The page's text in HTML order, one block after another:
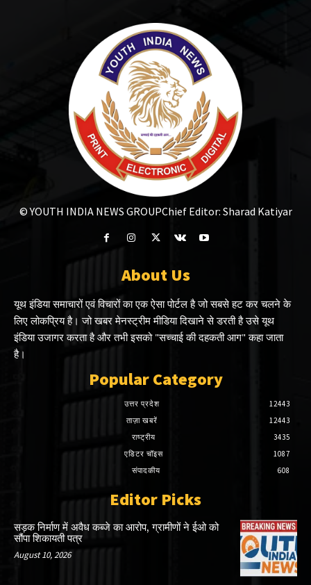
© YOUTH INDIA NEWS GROUPChief Editor: Sharad Katiyar
About Us
यूथ इंडिया समाचारों एवं विचारों का एक ऐसा पोर्टल है जो सबसे हट कर चलने के
लिए लोकप्रिय है। जो खबर मेनस्ट्रीम मीडिया दिखाने से डरती है उसे यूथ
इंडिया उजागर करता है और तभी इसको "सच्चाई की दहकती आग" कहा जाता
है।
Popular Category
उत्तर प्रदेश
12443
ताज़ा खबरें
12443
राष्ट्रीय
3435
एडिटर चॉइस
1087
संपादकीय
608
Editor Picks
सड़क निर्माण में अवैध कब्जे का आरोप, ग्रामीणों ने ईओ को
सौंपा शिकायती पत्र
August 10, 2026